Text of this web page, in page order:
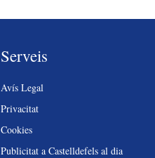
Serveis
Avís Legal
Privacitat
Cookies
Publicitat a Castelldefels al dia